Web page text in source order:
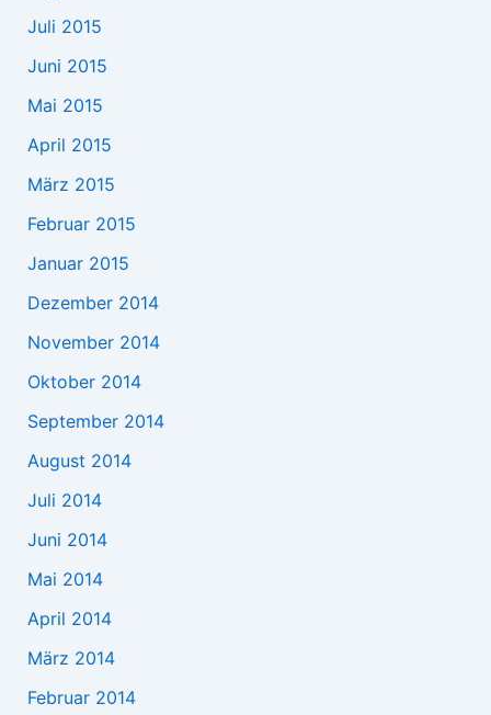
Juli 2015
Juni 2015
Mai 2015
April 2015
März 2015
Februar 2015
Januar 2015
Dezember 2014
November 2014
Oktober 2014
September 2014
August 2014
Juli 2014
Juni 2014
Mai 2014
April 2014
März 2014
Februar 2014